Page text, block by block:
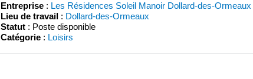
Entreprise : Les Résidences Soleil Manoir Dollard-des-Ormeaux
Lieu de travail : Dollard-des-Ormeaux
Statut : Poste disponible
Catégorie : Loisirs